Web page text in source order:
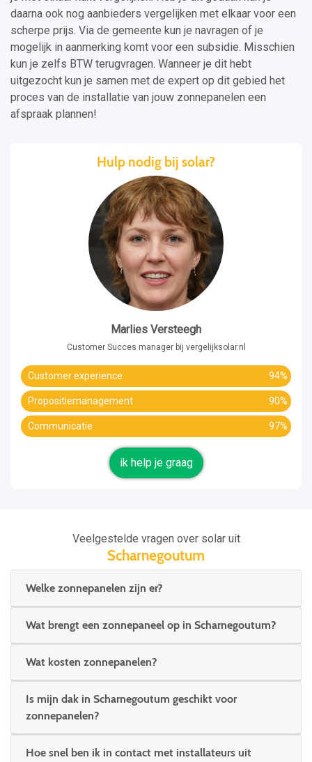
daarna ook nog aanbieders vergelijken met elkaar voor een
scherpe prijs. Via de gemeente kun je navragen of je
mogelijk in aanmerking komt voor een subsidie. Misschien
kun je zelfs BTW terugvragen. Wanneer je dit hebt
uitgezocht kun je samen met de expert op dit gebied het
proces van de installatie van jouw zonnepanelen een
afspraak plannen!
Hulp nodig bij solar?
Marlies Versteegh
Customer Succes manager bij vergelijksolar.nl
Customer experience 94%
Propositiemanagement 90%
Communicatie 97%
ik help je graag
Veelgestelde vragen over solar uit
Scharnegoutum
Welke zonnepanelen zijn er?
Wat brengt een zonnepaneel op in Scharnegoutum?
Wat kosten zonnepanelen?
Is mijn dak in Scharnegoutum geschikt voor
zonnepanelen?
Hoe snel ben ik in contact met installateurs uit